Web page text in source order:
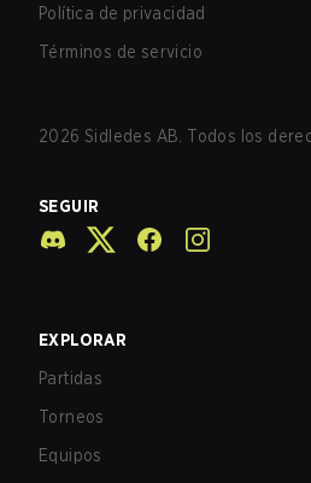
Política de privacidad
Términos de servicio
2026 Sidledes AB. Todos los
SEGUIR
EXPLORAR
Partidas
Torneos
Equipos